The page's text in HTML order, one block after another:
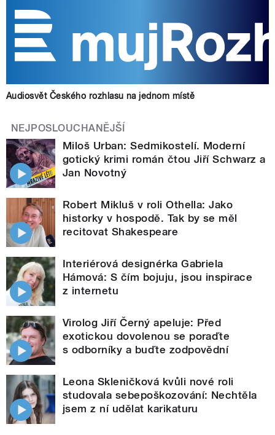
Audiosvět Českého rozhlasu na jednom místě
NEJPOSLOUCHANĚJŠÍ
Miloš Urban: Sedmikostelí. Moderní
gotický krimi román čtou Jiří Schwarz a
Jan Novotný
Robert Mikluš v roli Othella: Jako
historky v hospodě. Tak by se měl
recitovat Shakespeare
Interiérová designérka Gabriela
Hámová: S čím bojuju, jsou inspirace
z internetu
Virolog Jiří Černý apeluje: Před
exotickou dovolenou se poraďte
s odborníky a buďte zodpovědní
Leona Skleničková kvůli nové roli
studovala sebepoškozování: Nechtěla
jsem z ní udělat karikaturu